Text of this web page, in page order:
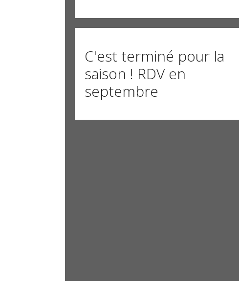
C'est terminé pour la
saison ! RDV en
septembre